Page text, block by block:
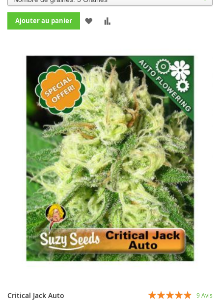
Ajouter au panier
AJOUTER
MA
LISTE
D’ENVIE
COMPARATEUR
Critical Jack Auto
Évaluation:
9Avis